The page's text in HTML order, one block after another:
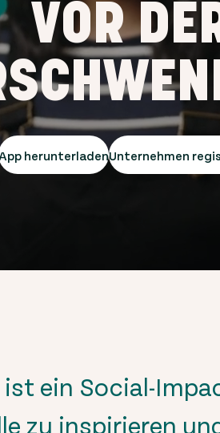
VOR
herunterladenUnternehmen
ist ein Social-
zu inspirieren